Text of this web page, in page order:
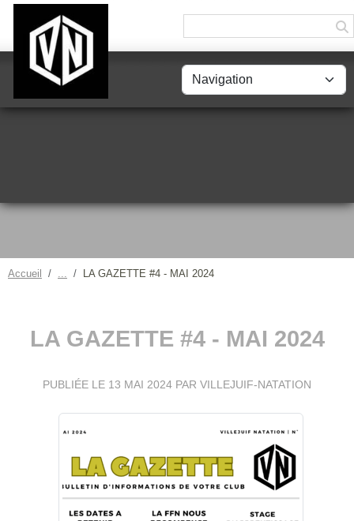
Accueil LA GAZETTE #4 - MAI 2024
LA GAZETTE #4 - MAI 2024
PUBLIÉE LE 13 MAI 2024 PAR VILLEJUIF-NATATION